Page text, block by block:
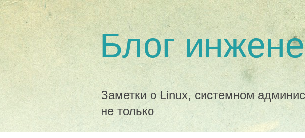
Блог
Заметки о Linux, системном
не только